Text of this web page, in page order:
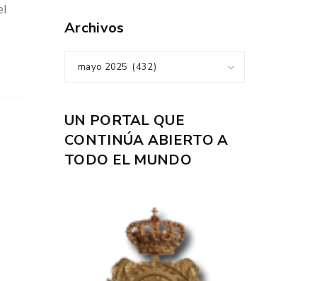
Archivos
mayo 2025 (432)
UN PORTAL QUE
CONTINÚA ABIERTO A
TODO EL MUNDO